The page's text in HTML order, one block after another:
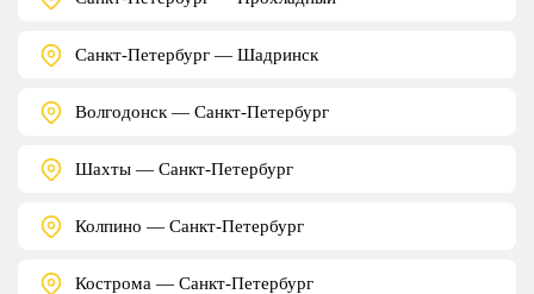
Санкт-Петербург — Шадринск
Волгодонск — Санкт-Петербург
Шахты — Санкт-Петербург
Колпино — Санкт-Петербург
Кострома — Санкт-Петербург